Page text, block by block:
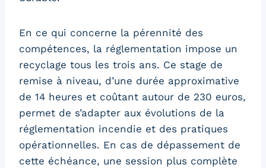
En ce qui concerne la pérennité des
compétences, la réglementation impose un
recyclage tous les trois ans. Ce stage de
remise à niveau, d’une durée approximative
de 14 heures et coûtant autour de 230 euros,
permet de s’adapter aux évolutions de la
réglementation incendie et des pratiques
opérationnelles. En cas de dépassement de
cette échéance, une session plus complète